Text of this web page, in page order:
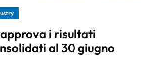
i risultati
al 30 giugno